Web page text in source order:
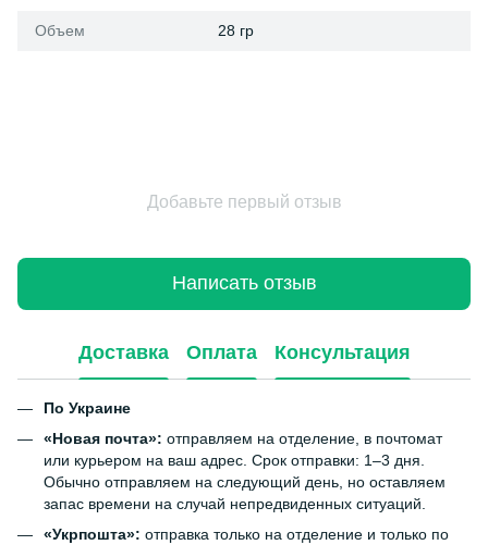
Объем 28 гр
Добавьте первый отзыв
Написать отзыв
Доставка Оплата Консультация
По Украине
«Новая почта»: отправляем на отделение, в почтомат
или курьером на ваш адрес. Срок отправки: 1–3 дня.
Обычно отправляем на следующий день, но оставляем
запас времени на случай непредвиденных ситуаций.
«Укрпошта»: отправка только на отделение и только по